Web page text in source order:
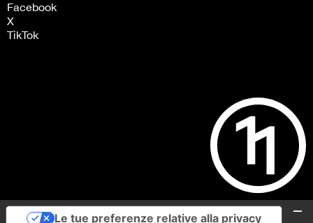
Facebook
X
TikTok
Le tue preferenze relative alla privacy